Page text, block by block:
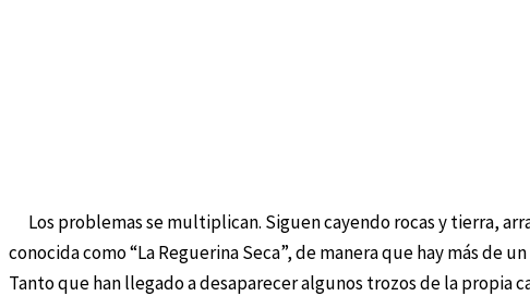
Los problemas se multiplican. Siguen cayendo rocas y tierra,
conocida como “La Reguerina Seca”, de manera que hay más de
Tanto que han llegado a desaparecer algunos trozos de la propia